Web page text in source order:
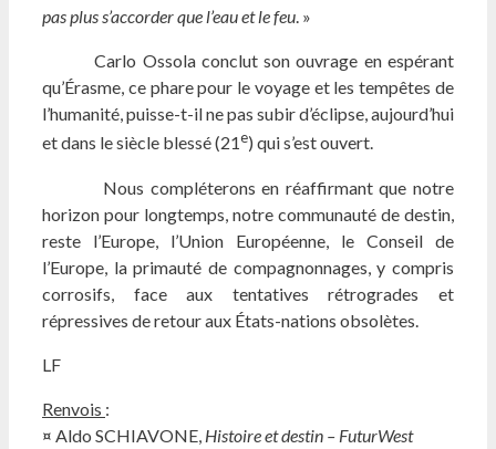
pas plus s’accorder que l’eau et le feu. »
Carlo Ossola conclut son ouvrage en espérant
qu’Érasme, ce phare pour le voyage et les tempêtes de
l’humanité, puisse-t-il ne pas subir d’éclipse, aujourd’hui
et dans le siècle blessé (21e) qui s’est ouvert.
Nous compléterons en réaffirmant que notre
horizon pour longtemps, notre communauté de destin,
reste l’Europe, l’Union Européenne, le Conseil de
l’Europe, la primauté de compagnonnages, y compris
corrosifs, face aux tentatives rétrogrades et
répressives de retour aux États-nations obsolètes.
LF
Renvois :
¤ Aldo SCHIAVONE, Histoire et destin – FuturWest